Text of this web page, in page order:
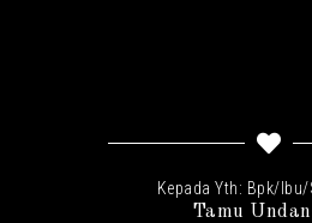
Kepada Yth: Bpk/
Tamu